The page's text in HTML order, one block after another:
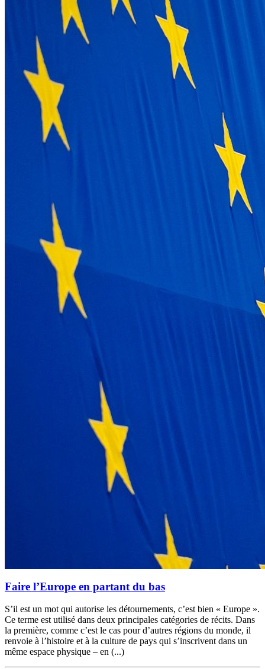
Faire l’Europe en partant du bas
S’il est un mot qui autorise les détournements, c’est bien « Europe ».
Ce terme est utilisé dans deux principales catégories de récits. Dans
la première, comme c’est le cas pour d’autres régions du monde, il
renvoie à l’histoire et à la culture de pays qui s’inscrivent dans un
même espace physique – en (...)